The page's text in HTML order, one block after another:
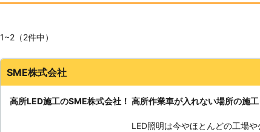
1~2（2件中）
SME株式会社
高所LED施工のSME株式会社！ 高所作業車が入れない場所の施工
LED照明は今やほとんどの工場